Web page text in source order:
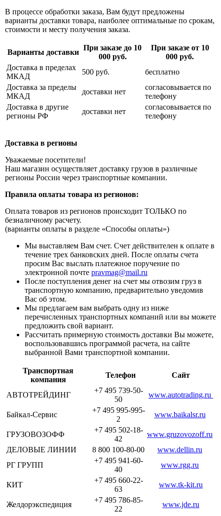
В процессе обработки заказа, Вам будут предложены
варианты доставки товара, наиболее оптимальные по срокам,
стоимости и месту получения заказа.
Варианты доставки
При заказе до 10
000 руб.
При заказе от 10
000 руб.
Доставка в пределах
МКАД
500 руб.
бесплатно
Доставка за пределы
МКАД
доставки нет
согласовывается по
телефону
Доставка в другие
регионы РФ
доставки нет
согласовывается по
телефону
Доставка в регионы
Уважаемые посетители!
Наш магазин осуществляет доставку грузов в различные
регионы России через транспортные компании.
Правила оплаты товара из регионов:
Оплата товаров из регионов происходит ТОЛЬКО по
безналичному расчету.
(варианты оплаты в разделе «Способы оплаты»)
Мы выставляем Вам счет. Счет действителен к оплате в
течение трех банковских дней. После оплаты счета
просим Вас выслать платежное поручение по
электронной почте pravmag@mail.ru
После поступления денег на счет мы отвозим груз в
транспортную компанию, предварительно уведомив
Вас об этом.
Мы предлагаем вам выбрать одну из ниже
перечисленных транспортных компаний или вы можете
предложить свой вариант.
Рассчитать примерную стоимость доставки Вы можете,
воспользовавшись программой расчета, на сайте
выбранной Вами транспортной компании.
Транспортная
компания
Телефон Сайт
АВТОТРЕЙДИНГ
+7 495 739-50-
50
www.autotrading.ru
Байкал-Сервис
+7 495 995-995-
2
www.baikalsr.ru
ГРУЗОВОЗОФФ
+7 495 502-18-
42
www.gruzovozoff.ru
ДЕЛОВЫЕ ЛИНИИ
8 800 100-80-00
www.dellin.ru
РГ ГРУПП
+7 495 941-60-
40
www.rgg.ru
КИТ
+7 495 660-22-
63
www.tk-kit.ru
Желдорэкспедиция
+7 495 786-85-
22
www.jde.ru